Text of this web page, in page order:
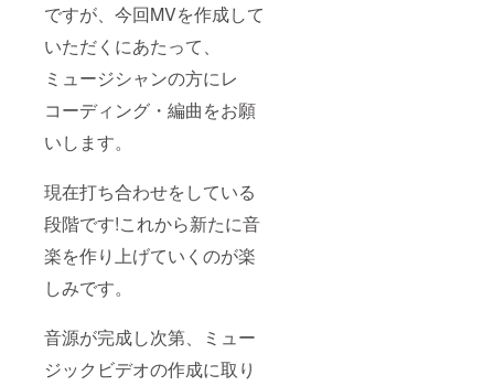
ですが、今回MVを作成して
いただくにあたって、
ミュージシャンの方にレ
コーディング・編曲をお願
いします。
現在打ち合わせをしている
段階です!これから新たに音
楽を作り上げていくのが楽
しみです。
音源が完成し次第、ミュー
ジックビデオの作成に取り